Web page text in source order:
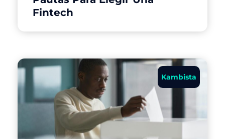
Fintech
Kambista